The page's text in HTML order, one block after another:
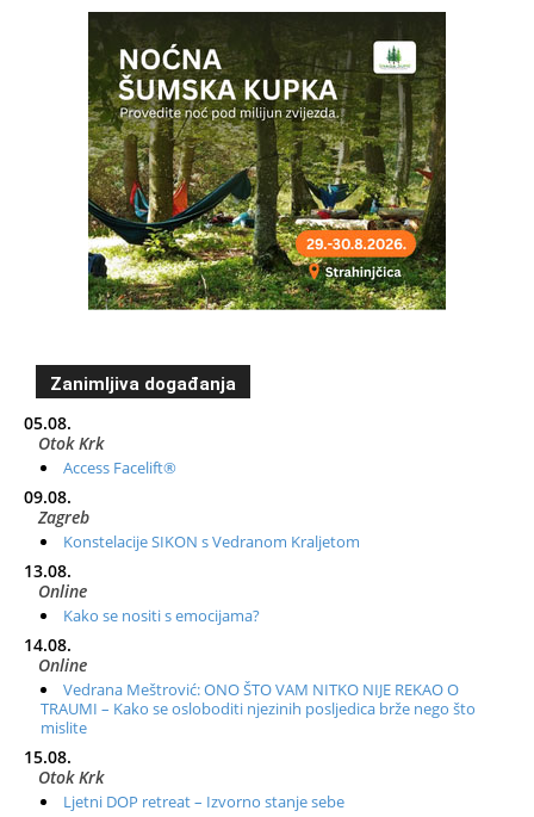
Zanimljiva događanja
05.08.
Otok Krk
Access Facelift®
09.08.
Zagreb
Konstelacije SIKON s Vedranom Kraljetom
13.08.
Online
Kako se nositi s emocijama?
14.08.
Online
Vedrana Meštrović: ONO ŠTO VAM NITKO NIJE REKAO O
TRAUMI – Kako se osloboditi njezinih posljedica brže nego što
mislite
15.08.
Otok Krk
Ljetni DOP retreat – Izvorno stanje sebe